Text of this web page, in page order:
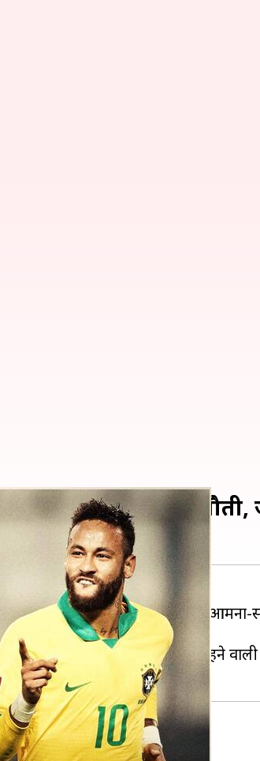
होगी ब्राजील की
टीमें अर्जेंटीना और ब्राजील का
लियोनल मेसी पर सबकी निगाहें रहने
मेसी